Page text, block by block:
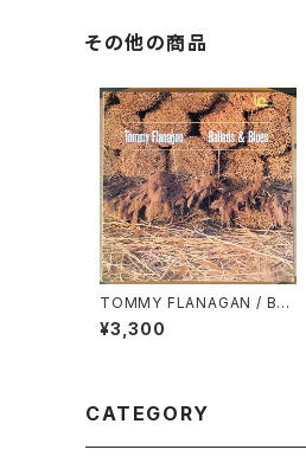
その他の商品
TOMMY FLANAGAN / BAL
LADS & BLUES
¥3,300
CATEGORY